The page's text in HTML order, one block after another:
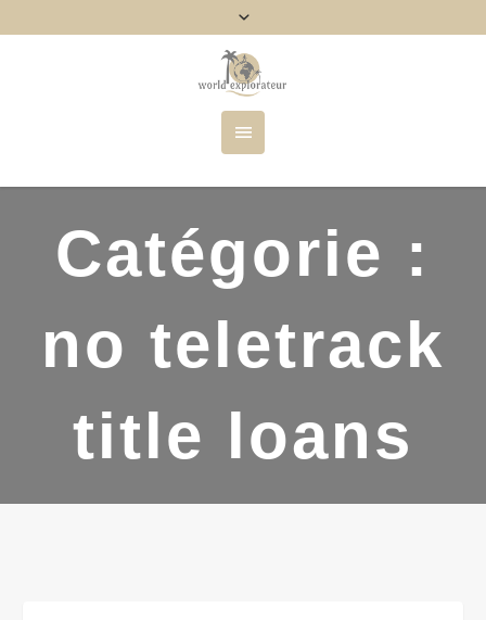
Catégorie :
no teletrack
title loans